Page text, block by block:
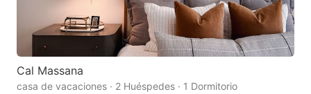
Cal Massana
casa de vacaciones · 2 Huéspedes · 1 Dormitorio